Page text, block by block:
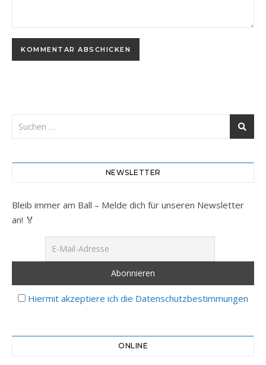
NEWSLETTER
Bleib immer am Ball – Melde dich für unseren Newsletter
an! 🏅
Hiermit akzeptiere ich die Datenschutzbestimmungen
ONLINE